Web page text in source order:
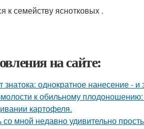
к семейству яснотковых .
на сайте:
однократное нанесение - и
к обильному
картофеля.
со мной недавно удивительно